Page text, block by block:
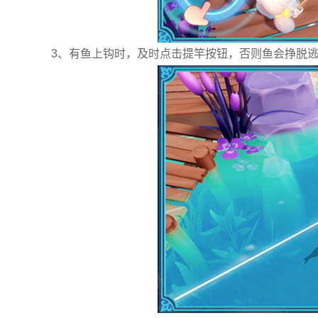
3、有鱼上钩时，及时点击提竿按钮，否则鱼会挣脱